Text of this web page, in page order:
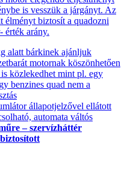
is vesszük a járgányt. Az
élményt biztosít a quadozni
érték arány.
alatt bárkinek ajánljuk
motornak köszönhetően
közlekedhet mint pl. egy
benzines quad nem a
állapotjelzővel ellátott
automata váltós
– szervízháttér